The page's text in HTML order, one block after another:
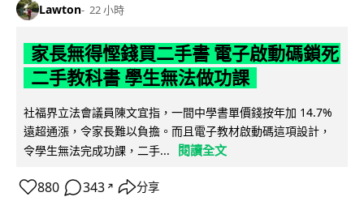
Lawton 22 小時
家長無得慳錢買二手書 電子啟動碼鎖死
二手教科書 學生無法做功課
社福界立法會議員陳文宜指，一間中學書單價錢按年加 14.7%
遠超通漲，令家長難以負擔。而且電子教材啟動碼這項設計，
令學生無法完成功課，二手...
閱讀全文
880 343 ↗ 分享